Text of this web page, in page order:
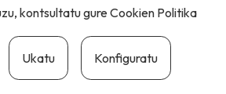
kontsultatu gureCookien Politika
Ukatu Konfiguratu